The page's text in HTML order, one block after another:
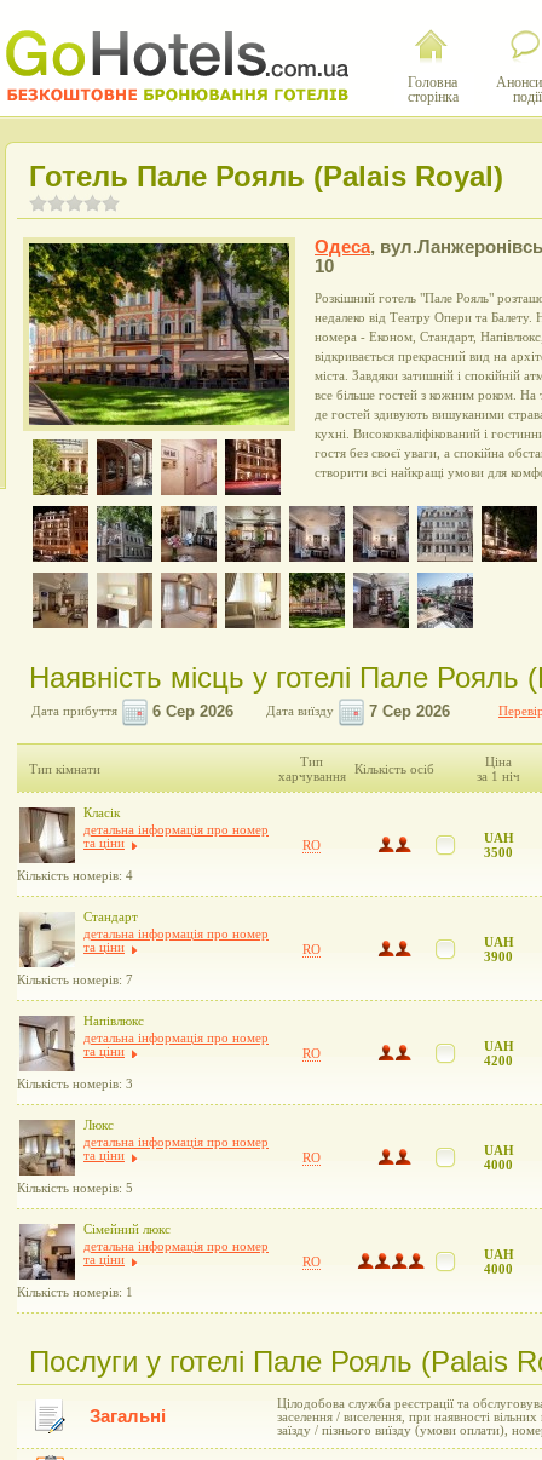
Головна
сторінка
події
Готель Пале Рояль (Palais Royal)
Одеса,
10
Розкішний готель "Пале Рояль"
недалеко від Театру Опери та
номера - Економ, Стандарт,
відкривається прекрасний вид на
міста. Завдяки затишній і спокійній
все більше гостей з кожним роком. На
де гостей здивують вишуканими
кухні. Висококваліфікований і
гостя без своєї уваги, а спокійна
створити всі найкращі умови для
Наявність місць у готелі Пале Рояль
Дата прибуття Дата виїзду
Тип кімнати
Тип
харчування
Кількість осіб
Ціна
за 1 ніч
Класік
детальна інформація про номер
та ціни
Кількість номерів: 4
RO
UAH
3500
Стандарт
детальна інформація про номер
та ціни
Кількість номерів: 7
RO
UAH
3900
Напівлюкс
детальна інформація про номер
та ціни
Кількість номерів: 3
RO
UAH
4200
Люкс
детальна інформація про номер
та ціни
Кількість номерів: 5
RO
UAH
4000
Сімейний люкс
детальна інформація про номер
та ціни
Кількість номерів: 1
RO
UAH
4000
Послуги у готелі Пале Рояль (Palais
Загальні
Цілодобова служба реєстрації та
заселення / виселення, при наявності
заїзду / пізнього виїзду (умови оплати),